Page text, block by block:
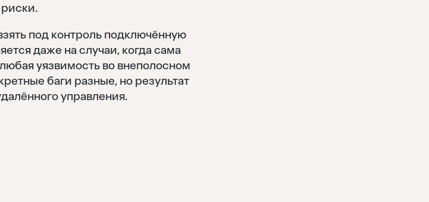
под контроль подключённую
даже на случаи, когда сама
уязвимость во внеполосном
баги разные, но результат
управления.
Восстановить